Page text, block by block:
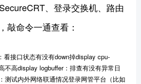
、登录交换机、路由
敲命令一通查看：
看接口状态有没有down掉display cpu-
不高display logbuffer：排查有没有异常日
测试内外网络联通情况登录网管平台（比如